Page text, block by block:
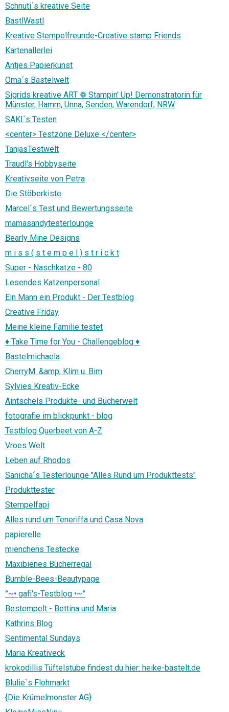
Schnuti´s kreative Seite
BastlWastl
Kreative Stempelfreunde-Creative stamp Friends
Kartenallerlei
Antjes Papierkunst
Oma´s Bastelwelt
Sigrids kreative ART ❁ Stampin' Up! Demonstratorin für
Münster, Hamm, Unna, Senden, Warendorf, NRW
SAKI´s Testen
<center> Testzone Deluxe </center>
TanjasTestwelt
Traudl's Hobbyseite
Kreativseite von Petra
Die Stöberkiste
Marcel´s Test und Bewertungsseite
mamasandytesterlounge
Bearly Mine Designs
m i s s ( s t e m p e l ) s t r i c k t
Super - Naschkatze - 80
Lesendes Katzenpersonal
Ein Mann ein Produkt - Der Testblog
Creative Friday
Meine kleine Familie testet
♦ Take Time for You - Challengeblog ♦
Bastelmichaela
CherryM. &amp; Klim u. Bim
Sylvies Kreativ-Ecke
Aintschels Produkte- und Bücherwelt
fotografie im blickpunkt - blog
Testblog Querbeet von A-Z
Vroes Welt
Leben auf Rhodos
Sanicha´s Testerlounge "Alles Rund um Produkttests"
Produkttester
Stempelfapi
Alles rund um Teneriffa und Casa Nova
papierelle
mienchens Testecke
Maxibienes Bücherregal
Bumble-Bees-Beautypage
°~• gafi's-Testblog •~°
Bestempelt - Bettina und Maria
Kathrins Blog
Sentimental Sundays
Maria Kreativeck
krokodillis Tüftelstube findest du hier: heike-bastelt.de
Blulie`s Flohmarkt
{Die Krümelmonster AG}